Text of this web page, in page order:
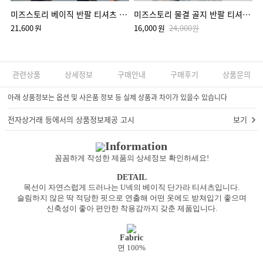
미즈스토리 베이직 반팔 티셔츠 (2color)
21,600원
미즈스토리 물결 골지 반팔 티셔츠 (2color)
16,000원 24,000원
관련상품 상세정보 구매안내 구매후기 상품문의
아래 상품정보는 옵션 및 사은품 정보 등 실제 상품과 차이가 있을수 있습니다
전자상거래 등에서의 상품정보제공 고시 보기
Information
꼼꼼하게 작성한 제품의 상세정보 확인하세요!
DETAIL
목선이 자연스럽게 드러나는 U넥의 베이직 단가라 티셔츠입니다.
슬림하지 않은 딱 적당한 핏으로 연출해 어떤 옷에도 받쳐입기 좋으며
신축성이 좋아 편안한 착용감까지 갖춘 제품입니다.
Fabric
면 100%